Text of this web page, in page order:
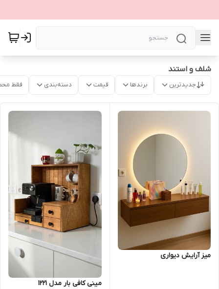
شلف و استند
جدیدترین برندها قیمت دسته‌بندی فقط
میز آرایش دیواری
مینی کافی بار مدل 1221